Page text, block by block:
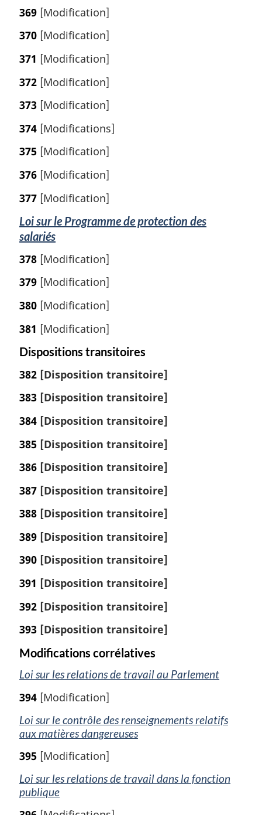
369 [Modification]
370 [Modification]
371 [Modification]
372 [Modification]
373 [Modification]
374 [Modifications]
375 [Modification]
376 [Modification]
377 [Modification]
Loi sur le Programme de protection des
salariés
378 [Modification]
379 [Modification]
380 [Modification]
381 [Modification]
Dispositions transitoires
382 [Disposition transitoire]
383 [Disposition transitoire]
384 [Disposition transitoire]
385 [Disposition transitoire]
386 [Disposition transitoire]
387 [Disposition transitoire]
388 [Disposition transitoire]
389 [Disposition transitoire]
390 [Disposition transitoire]
391 [Disposition transitoire]
392 [Disposition transitoire]
393 [Disposition transitoire]
Modifications corrélatives
Loi sur les relations de travail au Parlement
394 [Modification]
Loi sur le contrôle des renseignements relatifs
aux matières dangereuses
395 [Modification]
Loi sur les relations de travail dans la fonction
publique